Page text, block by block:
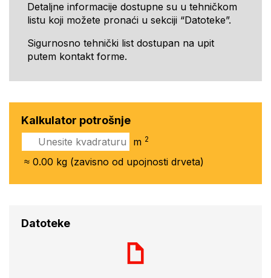
Detaljne informacije dostupne su u tehničkom
listu koji možete pronaći u sekciji “Datoteke”.
Sigurnosno tehnički list dostupan na upit
putem kontakt forme.
Kalkulator potrošnje
m 2
≈ 0.00 kg (zavisno od upojnosti drveta)
Datoteke